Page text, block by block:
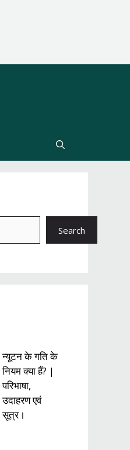
Search
न्यूटन के गति के
नियम क्या हैं? |
परिभाषा,
उदाहरण एवं
सूत्र।